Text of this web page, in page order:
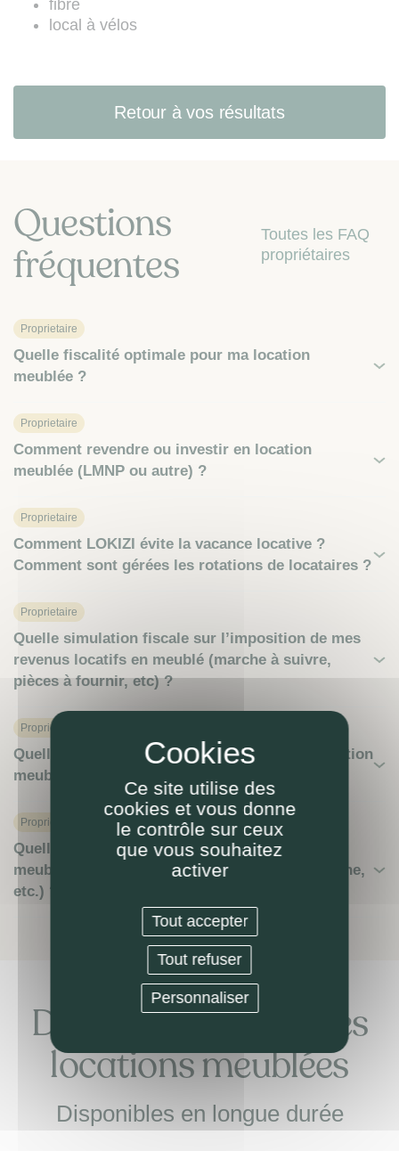
fibre
local à vélos
Retour à vos résultats
Questions
fréquentes
Toutes les FAQ
propriétaires
Proprietaire
Quelle fiscalité optimale pour ma location
meublée ?
Proprietaire
Comment revendre ou investir en location
meublée (LMNP ou autre) ?
Proprietaire
Comment LOKIZI évite la vacance locative ?
Comment sont gérées les rotations de locataires ?
Proprietaire
Quelle simulation fiscale sur l’imposition de mes
revenus locatifs en meublé (marche à suivre,
pièces à fournir, etc) ?
Proprietaire
Quelle(s) démarche(s) pour faire gérer ma location
meublée par LOKIZI ?
Proprietaire
Quelles règles de résiliation du bail de location
meublée pour un propriétaire (préavis, démarche,
etc.) ?
Découvrez nos autres
locations meublées
Disponibles en longue durée
Ce site utilise des
cookies et vous donne
le contrôle sur ceux
que vous souhaitez
activer
Tout accepter
Tout refuser
Personnaliser